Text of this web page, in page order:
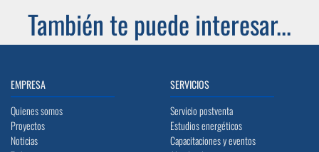
También te puede interesar...
EMPRESA
Quienes somos
Proyectos
Noticias
SERVICIOS
Servicio postventa
Estudios energéticos
Capacitaciones y eventos